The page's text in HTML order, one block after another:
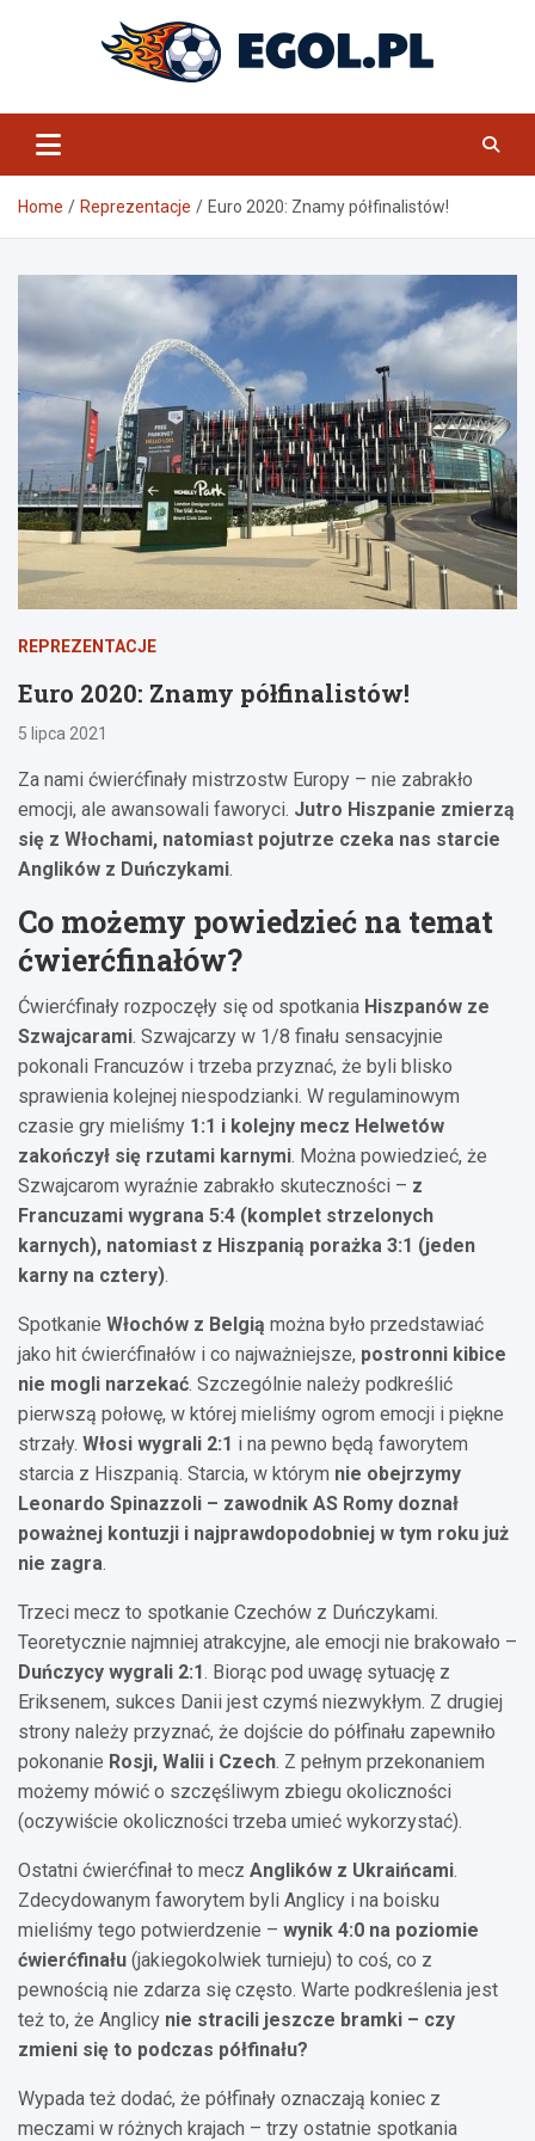
eGol.pl
Home Reprezentacje Euro 2020: Znamy półfinalistów!
REPREZENTACJE
Euro 2020: Znamy półfinalistów!
5 lipca 2021
Za nami ćwierćfinały mistrzostw Europy – nie zabrakło
emocji, ale awansowali faworyci. Jutro Hiszpanie zmierzą
się z Włochami, natomiast pojutrze czeka nas starcie
Anglików z Duńczykami.
Co możemy powiedzieć na temat
ćwierćfinałów?
Ćwierćfinały rozpoczęły się od spotkania Hiszpanów ze
Szwajcarami. Szwajcarzy w 1/8 finału sensacyjnie
pokonali Francuzów i trzeba przyznać, że byli blisko
sprawienia kolejnej niespodzianki. W regulaminowym
czasie gry mieliśmy 1:1 i kolejny mecz Helwetów
zakończył się rzutami karnymi. Można powiedzieć, że
Szwajcarom wyraźnie zabrakło skuteczności – z
Francuzami wygrana 5:4 (komplet strzelonych
karnych), natomiast z Hiszpanią porażka 3:1 (jeden
karny na cztery).
Spotkanie Włochów z Belgią można było przedstawiać
jako hit ćwierćfinałów i co najważniejsze, postronni kibice
nie mogli narzekać. Szczególnie należy podkreślić
pierwszą połowę, w której mieliśmy ogrom emocji i piękne
strzały. Włosi wygrali 2:1 i na pewno będą faworytem
starcia z Hiszpanią. Starcia, w którym nie obejrzymy
Leonardo Spinazzoli – zawodnik AS Romy doznał
poważnej kontuzji i najprawdopodobniej w tym roku już
nie zagra.
Trzeci mecz to spotkanie Czechów z Duńczykami.
Teoretycznie najmniej atrakcyjne, ale emocji nie brakowało –
Duńczycy wygrali 2:1. Biorąc pod uwagę sytuację z
Eriksenem, sukces Danii jest czymś niezwykłym. Z drugiej
strony należy przyznać, że dojście do półfinału zapewniło
pokonanie Rosji, Walii i Czech. Z pełnym przekonaniem
możemy mówić o szczęśliwym zbiegu okoliczności
(oczywiście okoliczności trzeba umieć wykorzystać).
Ostatni ćwierćfinał to mecz Anglików z Ukraińcami.
Zdecydowanym faworytem byli Anglicy i na boisku
mieliśmy tego potwierdzenie – wynik 4:0 na poziomie
ćwierćfinału (jakiegokolwiek turnieju) to coś, co z
pewnością nie zdarza się często. Warte podkreślenia jest
też to, że Anglicy nie stracili jeszcze bramki – czy
zmieni się to podczas półfinału?
Wypada też dodać, że półfinały oznaczają koniec z
meczami w różnych krajach – trzy ostatnie spotkania